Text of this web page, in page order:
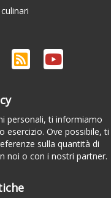
personali, ti informiamo
esercizio. Ove possibile, ti
sulla quantità di
noi o con i nostri partner.